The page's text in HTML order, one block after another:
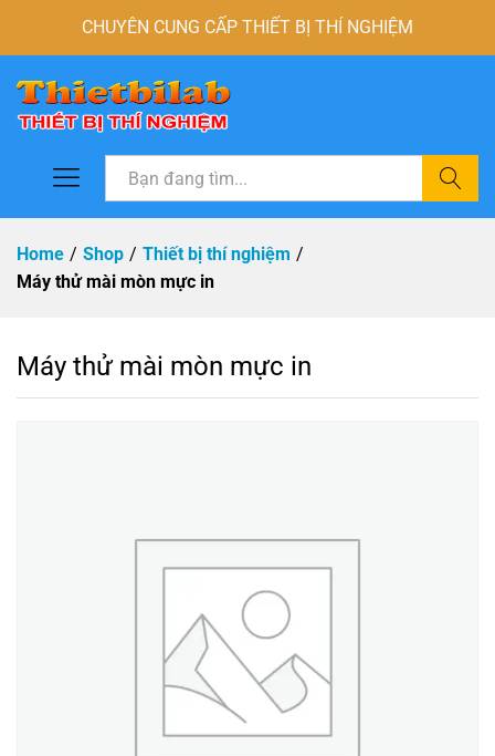
CHUYÊN CUNG CẤP THIẾT BỊ THÍ NGHIỆM
Tìm
Home / Shop / Thiết bị thí nghiệm /
Máy thử mài mòn mực in
Máy thử mài mòn mực in